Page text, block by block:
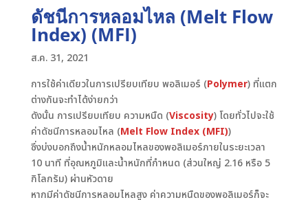
ดัชนีการหลอมไหล (Melt Flow
Index) (MFI)
ส.ค. 31, 2021
การใช้ค่าเดียวในการเปรียบเทียบ พอลิเมอร์ (Polymer) ที่แตก
ต่างกันจะทำได้ง่ายกว่า
ดังนั้น การเปรียบเทียบ ความหนืด (Viscosity) โดยทั่วไปจะใช้
ค่าดัชนีการหลอมไหล (Melt Flow Index (MFI))
ซึ่งบ่งบอกถึงน้ำหนักหลอมไหลของพอลิเมอร์ภายในระยะเวลา
10 นาที ที่อุณหภูมิและน้ำหนักที่กำหนด (ส่วนใหญ่ 2.16 หรือ 5
กิโลกรัม) ผ่านหัวดาย
หากมีค่าดัชนีการหลอมไหลสูง ค่าความหนืดของพอลิเมอร์ก็จะ